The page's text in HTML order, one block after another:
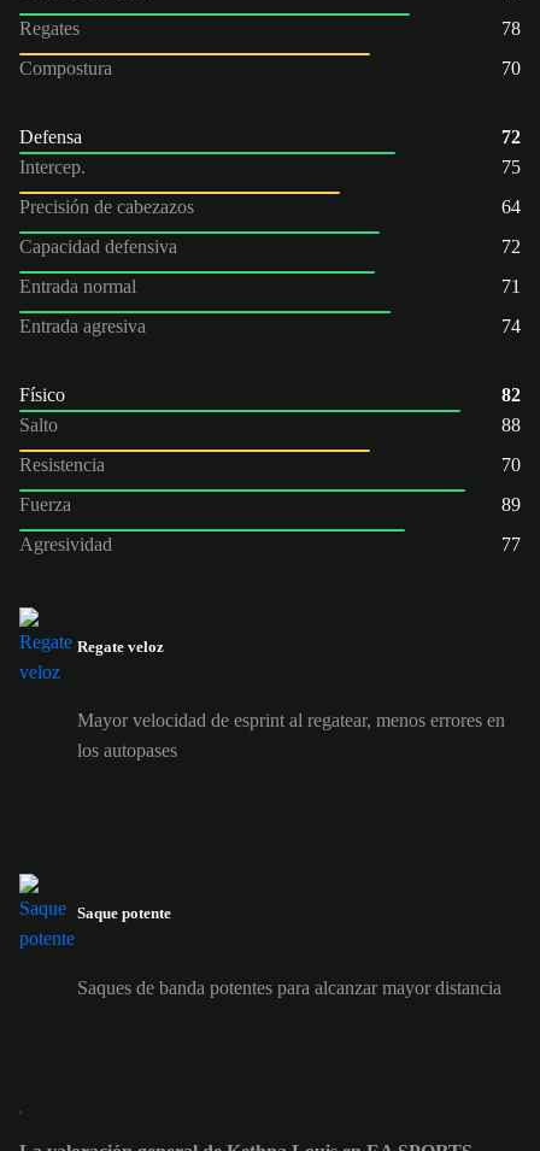
Regates
78
Compostura
70
Defensa
72
Intercep.
75
Precisión de cabezazos
64
Capacidad defensiva
72
Entrada normal
71
Entrada agresiva
74
Físico
82
Salto
88
Resistencia
70
Fuerza
89
Agresividad
77
Regate veloz
Mayor velocidad de esprint al regatear, menos errores en
los autopases
Saque potente
Saques de banda potentes para alcanzar mayor distancia